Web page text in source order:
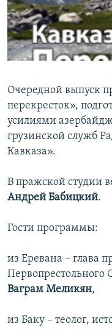
Հայերեն
English
Все сайты Радио
Очередной выпуск
перекресток»,
усилиями
грузинской служб
Кавказа».
В пражской студии
Андрей Бабицкий.
Гости программы:
из Еревана – глава
Первопрестольного
Ваграм Меликян,
из Баку – теолог,